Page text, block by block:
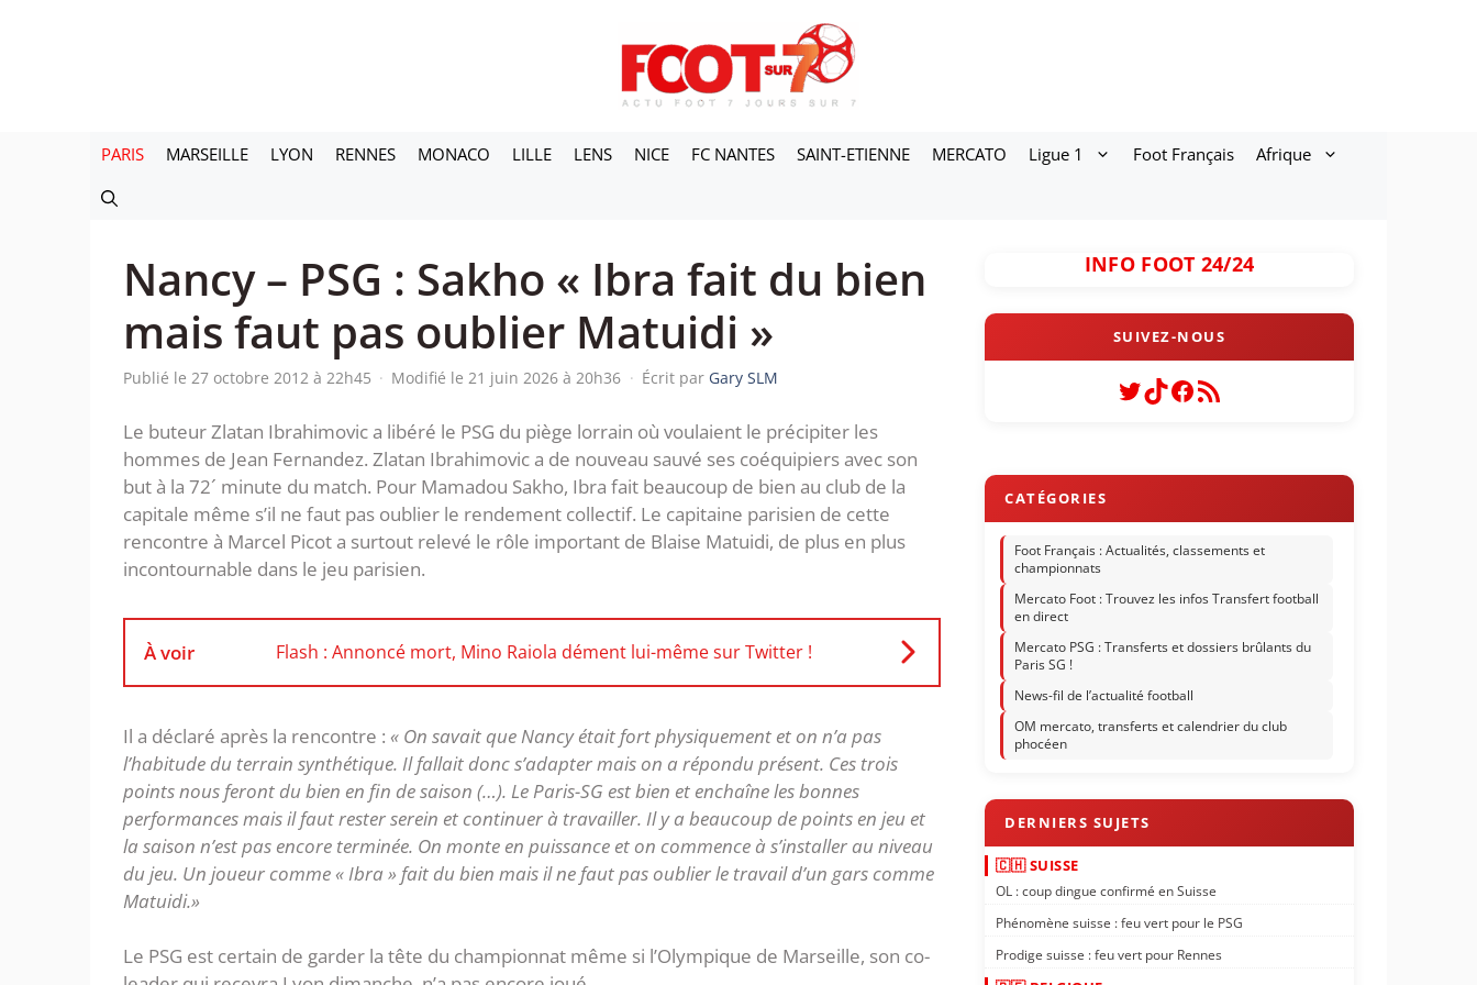
PARIS MARSEILLE LYON RENNES MONACO LILLE LENS NICE FC NANTES SAINT-ETIENNE MERCATO Ligue 1 Foot Français Afrique
Nancy – PSG : Sakho « Ibra fait du bien
mais faut pas oublier Matuidi »
Publié le 27 octobre 2012 à 22h45 · Modifié le 21 juin 2026 à 20h36 · Écrit par Gary SLM
Le buteur Zlatan Ibrahimovic a libéré le PSG du piège lorrain où voulaient le précipiter les
hommes de Jean Fernandez. Zlatan Ibrahimovic a de nouveau sauvé ses coéquipiers avec son
but à la 72´ minute du match. Pour Mamadou Sakho, Ibra fait beaucoup de bien au club de la
capitale même s’il ne faut pas oublier le rendement collectif. Le capitaine parisien de cette
rencontre à Marcel Picot a surtout relevé le rôle important de Blaise Matuidi, de plus en plus
incontournable dans le jeu parisien.
À voir Flash : Annoncé mort, Mino Raiola dément lui-même sur Twitter !
Il a déclaré après la rencontre : « On savait que Nancy était fort physiquement et on n’a pas
l’habitude du terrain synthétique. Il fallait donc s’adapter mais on a répondu présent. Ces trois
points nous feront du bien en fin de saison (…). Le Paris-SG est bien et enchaîne les bonnes
performances mais il faut rester serein et continuer à travailler. Il y a beaucoup de points en jeu et
la saison n’est pas encore terminée. On monte en puissance et on commence à s’installer au niveau
du jeu. Un joueur comme « Ibra » fait du bien mais il ne faut pas oublier le travail d’un gars comme
Matuidi.»
Le PSG est certain de garder la tête du championnat même si l’Olympique de Marseille, son co-
INFO FOOT 24/24
Twitter
TikTok
Facebook
Flux RSS
Foot Français : Actualités, classements et
championnats
Mercato Foot : Trouvez les infos Transfert football
en direct
Mercato PSG : Transferts et dossiers brûlants du
Paris SG !
News-fil de l’actualité football
OM mercato, transferts et calendrier du club
phocéen
🇨🇭 SUISSE
OL : coup dingue confirmé en Suisse
Phénomène suisse : feu vert pour le PSG
Prodige suisse : feu vert pour Rennes